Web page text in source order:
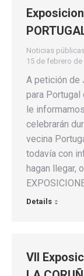
Noticias
15 de febrero de
A petición de
para Portugal
le
celebrarán
vecina
todavía con
hagan llegar,
Details
VII